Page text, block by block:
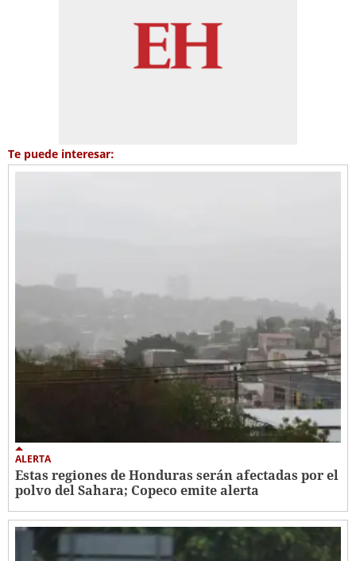
Te puede interesar:
ALERTA
Estas regiones de Honduras serán afectadas por el
polvo del Sahara; Copeco emite alerta